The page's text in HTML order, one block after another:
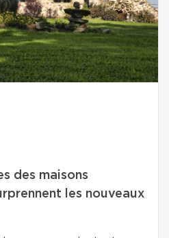
des maisons
les nouveaux